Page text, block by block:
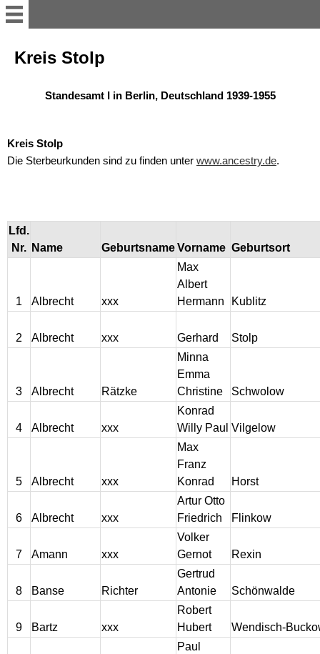
Home
Stammdaten
Krüger
Brötzmann
Behling
Elbing und Umgebung
Körlin
Borntin - Kreis Greifenberg
Schmuckenthin - Kreis
Kreis Stolp
Standesamt I in Berlin, Deutschland 1939-1955
Kreis Stolp
Die Sterbeurkunden sind zu finden unter www.ancestry.de.
Lfd.
Nr. Name GeburtsnameVorname Geburtsort
1 Albrecht xxx
Max
Albert
Hermann
Kublitz
2 Albrecht xxx Gerhard Stolp
3 Albrecht Rätzke
Minna
Emma
Christine
Schwolow
4 Albrecht xxx
Konrad
Willy Paul Vilgelow
5 Albrecht xxx
Max
Franz
Konrad
Horst
6 Albrecht xxx
Artur Otto
Friedrich
Flinkow
7 Amann xxx
Volker
Gernot
Rexin
8 Banse Richter
Gertrud
Antonie
Schönwalde
9 Bartz xxx
Robert
Hubert
Wendisch-
Paul